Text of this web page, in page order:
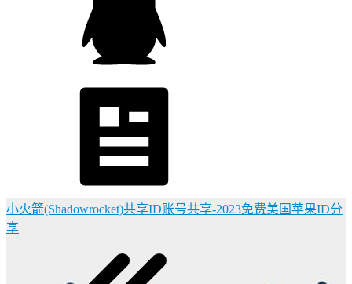
小火箭(Shadowrocket)共享ID账号共享-2023免费美国苹果ID分
享